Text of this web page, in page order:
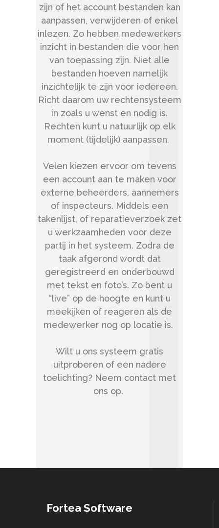
zijn of het account bestanden kan
aanpassen, verwijderen of enkel
inlezen. Zo hebben medewerkers
inzicht in bestanden die voor hen
van toepassing zijn. Niet alle
bestanden hoeven namelijk
inzichtelijk te zijn voor iedereen.
Richt daarom uw rechtensysteem
in zoals u wenst en nodig is.
Rechten kunt u natuurlijk op elk
moment (tijdelijk) aanpassen.
Velen kiezen ervoor om tevens
een account aan te maken voor
externe beheerders, aannemers
of inspecteurs. Middels een
takenlijst, of reparatieverzoek zet
u werkzaamheden voor deze
partij in het systeem. Zodra de
taak afgerond wordt dat
geregistreerd en onderbouwd
met tekst en foto’s. Zo bent u
“live” op de hoogte en kunt u
meekijken of reageren als de
medewerker nog op locatie is.
Wilt u ons systeem gratis
uitproberen of een nadere
toelichting? Neem contact met
ons op.
Fortea Software